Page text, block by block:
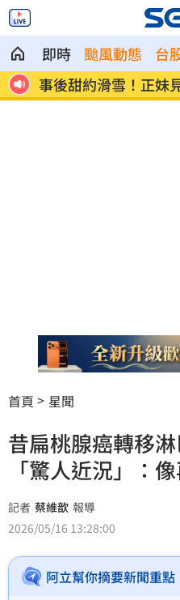
即時 颱風動態 台
高雄親子遊樂園區開
潮
首頁 星聞
昔扁桃腺癌轉移
「驚人近況」：
記者 蔡維歆 報導
2026/05/16 13:28:00
阿立幫你摘要新聞重點